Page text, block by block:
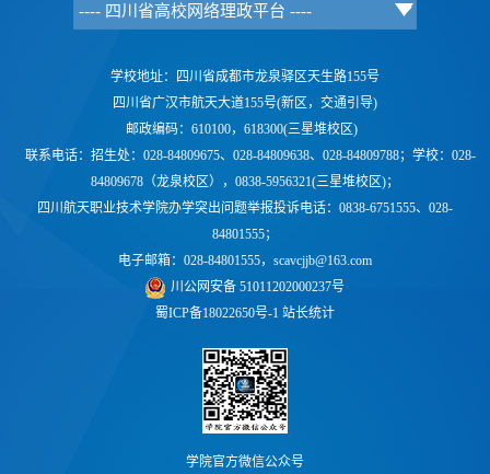
学校地址：四川省成都市龙泉驿区天生路155号
四川省广汉市航天大道155号(新区，交通引导)
邮政编码：610100，618300(三星堆校区)
联系电话： 招生处：028-84809675、028-84809638、028-84809788；学校： 028-
84809678（龙泉校区），0838-5956321(三星堆校区)；
四川航天职业技术学院办学突出问题举报投诉电话：0838-6751555、028-
84801555；
电子邮箱：028-84801555，scavcjjb@163.com
川公网安备 51011202000237号
蜀ICP备18022650号-1 站长统计
学院官方微信公众号